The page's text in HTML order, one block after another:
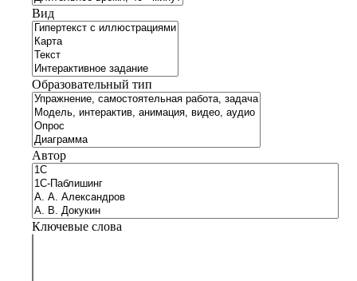
Вид
Образовательный тип
Автор
Ключевые слова